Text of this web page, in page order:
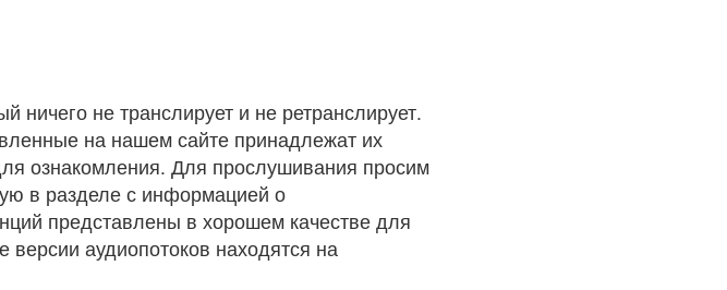
ничего не транслирует и не ретранслирует.
на нашем сайте принадлежат их
ознакомления. Для прослушивания просим
в разделе с информацией о
представлены в хорошем качестве для
аудиопотоков находятся на